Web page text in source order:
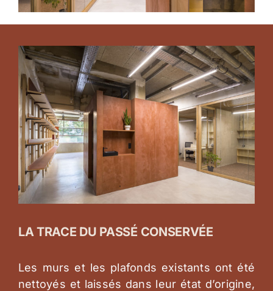
LA TRACE DU PASSÉ CONSERVÉE
Les murs et les plafonds existants ont été
nettoyés et laissés dans leur état d’origine,